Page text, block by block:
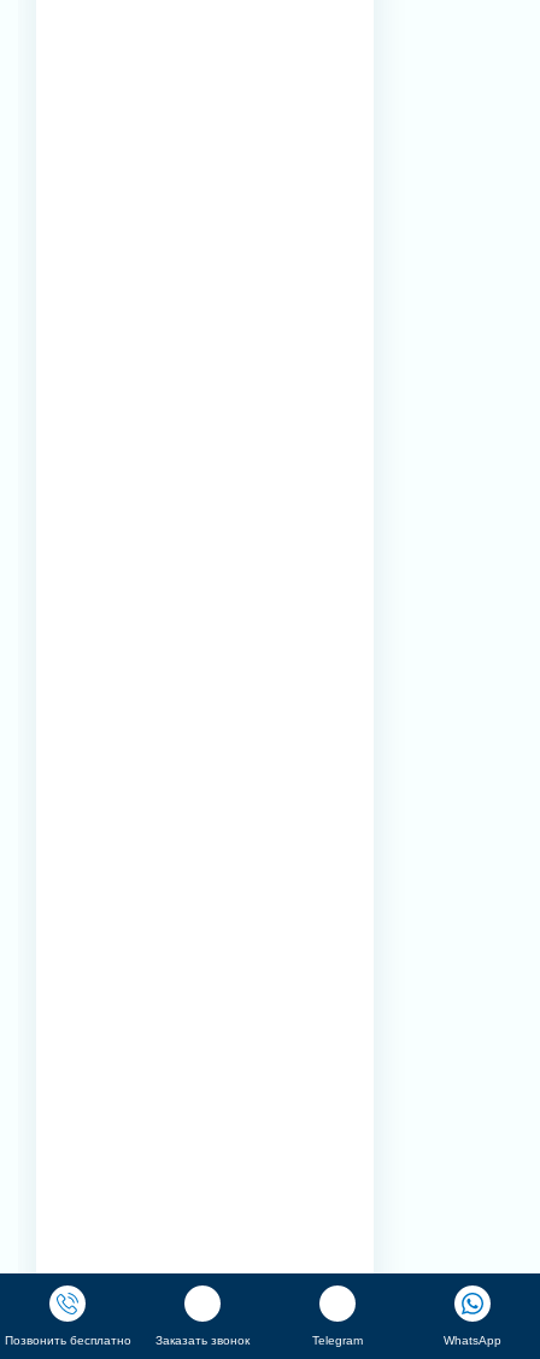
Позвонить бесплатно Заказать звонок Telegram WhatsApp